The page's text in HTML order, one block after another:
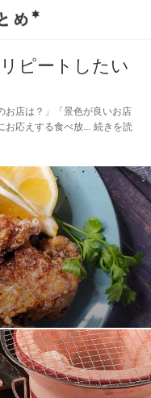
ピートしたい
お店は？」「景色が良いお店
お応えする食べ放
続きを読
サラダ、ソーセージフ
まみ枝豆など全１０品。
検討の方におすすめです♪